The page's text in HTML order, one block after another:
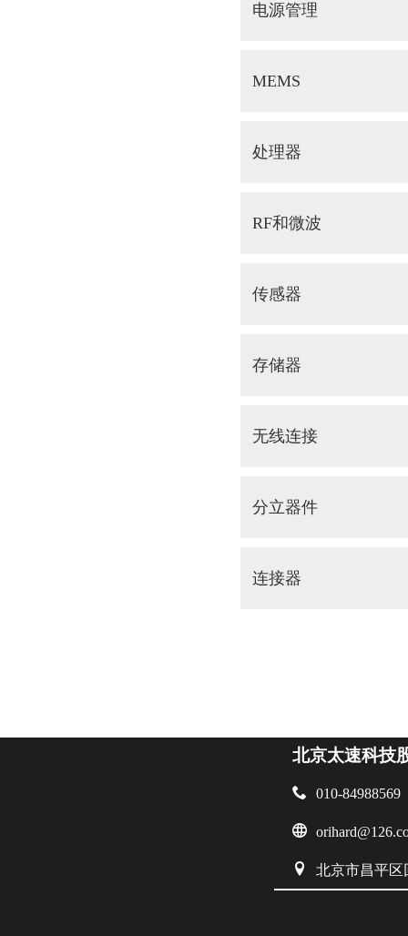
电源管理
MEMS
处理器
RF和微波
传感器
存储器
无线连接
分立器件
连接器
北京太速科技
 010-84988569

 北京市昌平区